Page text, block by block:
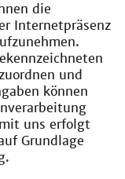
die
Internetpräsenz
und
können
uns erfolgt
Grundlage